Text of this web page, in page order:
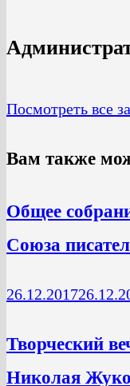
Посмотреть все
Вам также
Общее
Союза
26.12.2017
Творческий
Николая